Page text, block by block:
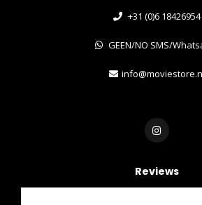
+31 (0)6 18426954
GEEN/NO SMS/
Reviews